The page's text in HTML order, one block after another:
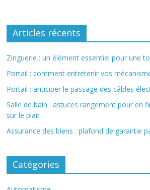
Articles récents
Zinguerie : un élément essentiel pour une
Portail : comment entretenir vos
Portail : anticiper le passage des câbles
Salle de bain : astuces rangement pour en
sur le plan
Assurance des biens : plafond de garantie
Catégories